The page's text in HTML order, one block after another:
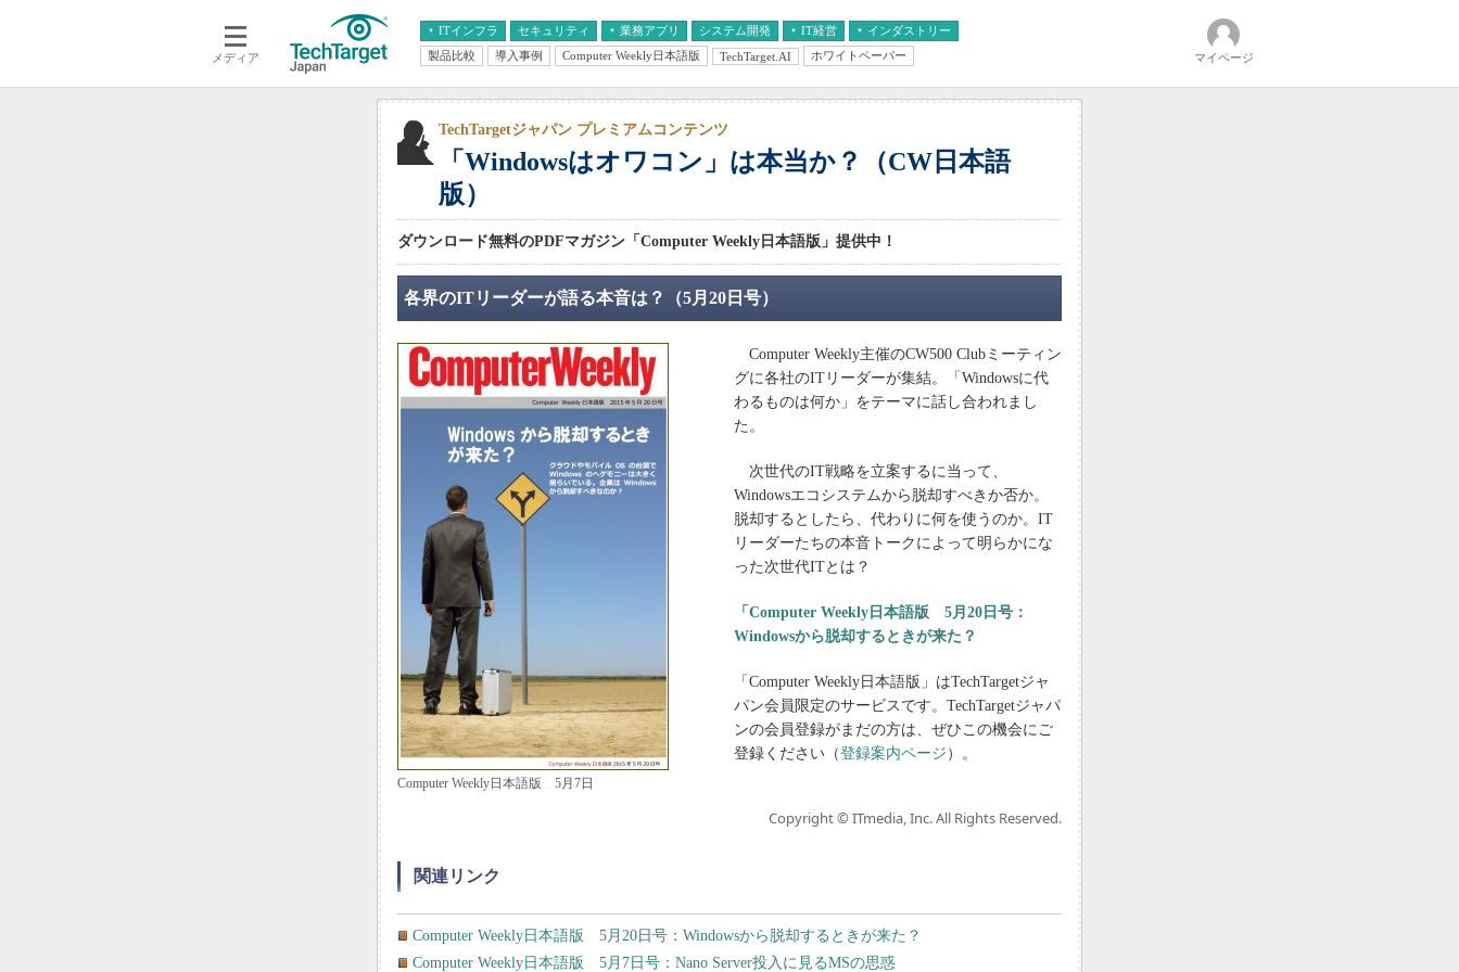
メディア
ITインフラ
クラウド
セキュリティ 業務アプリ
エンタープライズAI
ERP
データ分析
情報系システム
システム開発 IT経営
経営とIT
インダストリー
医療IT
製品比較 導入事例 Computer Weekly日本語版 TechTarget.AI ホワイトペーパー マイページ
「Windowsはオワコン」は本当か？（CW日本語
版）
TechTargetジャパン プレミアムコンテンツ
ダウンロード無料のPDFマガジン「Computer Weekly日本語版」提供中！
各界のITリーダーが語る本音は？（5月20日号）
Computer Weekly日本語版 5月7日
Computer Weekly主催のCW500 Clubミーティン
グに各社のITリーダーが集結。「Windowsに代
わるものは何か」をテーマに話し合われまし
た。
次世代のIT戦略を立案するに当って、
Windowsエコシステムから脱却すべきか否か。
脱却するとしたら、代わりに何を使うのか。IT
リーダーたちの本音トークによって明らかにな
った次世代ITとは？
「Computer Weekly日本語版 5月20日号：
Windowsから脱却するときが来た？
「Computer Weekly日本語版」はTechTargetジャ
パン会員限定のサービスです。TechTargetジャパ
ンの会員登録がまだの方は、ぜひこの機会にご
登録ください（登録案内ページ ）。
Copyright © ITmedia, Inc. All Rights Reserved.
関連リンク
Computer Weekly日本語版 5月20日号：Windowsから脱却するときが来た？
Computer Weekly日本語版 5月7日号：Nano Server投入に見るMSの思惑